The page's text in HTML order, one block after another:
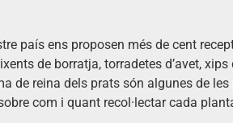
país ens proposen més de cent
de borratja, torradetes d’avet, xips
de reina dels prats són algunes de
com i quant recol·lectar cada